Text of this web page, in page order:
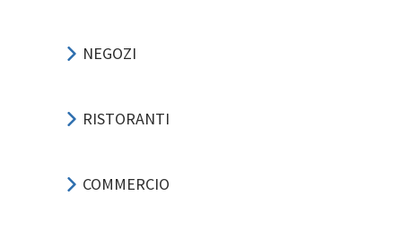
NEGOZI
RISTORANTI
COMMERCIO